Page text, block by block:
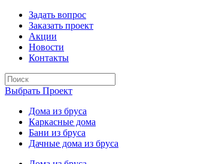
Задать вопрос
Заказать проект
Акции
Новости
Контакты
Выбрать Проект
Дома из бруса
Каркасные дома
Бани из бруса
Дачные дома из бруса